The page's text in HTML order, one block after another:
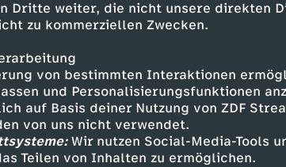
Dritte weiter, die nicht unsere direkten
zu kommerziellen Zwecken.
von bestimmten Interaktionen
und Personalisierungsfunktionen
auf Basis deiner Nutzung von ZDF
von uns nicht verwendet.
Wir nutzen Social-Media-Tools
Teilen von Inhalten zu ermöglichen.
von Experten schon fast
bereitgestellt – davon 20
Das Land ist also mit